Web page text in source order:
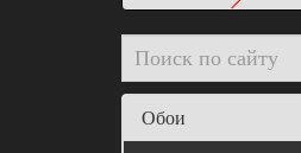
Обои